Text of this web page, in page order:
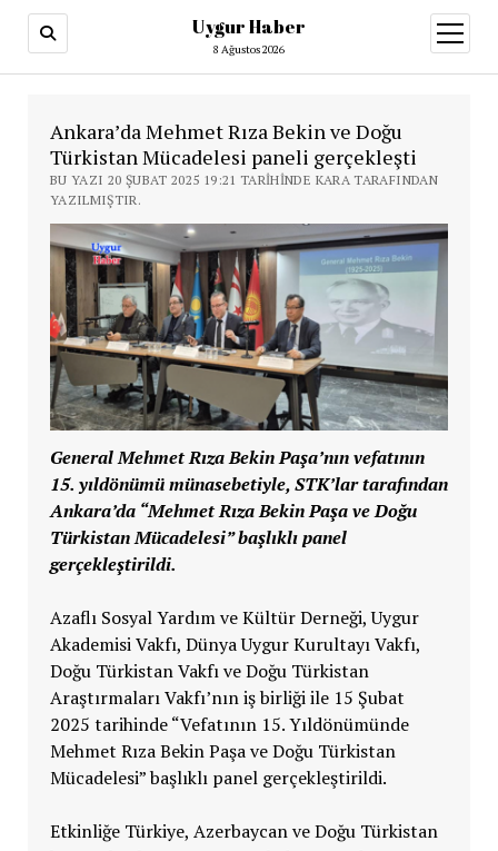
Uygur Haber
8 Ağustos 2026
aç
Ankara’da Mehmet Rıza Bekin ve Doğu
Türkistan Mücadelesi paneli gerçekleşti
BU YAZI 20 ŞUBAT 2025 19:21 TARIHINDE KARA TARAFINDAN
YAZILMIŞTIR.
General Mehmet Rıza Bekin Paşa’nın vefatının
15. yıldönümü münasebetiyle, STK’lar tarafından
Ankara’da “Mehmet Rıza Bekin Paşa ve Doğu
Türkistan Mücadelesi” başlıklı panel
gerçekleştirildi.
Azaflı Sosyal Yardım ve Kültür Derneği, Uygur
Akademisi Vakfı, Dünya Uygur Kurultayı Vakfı,
Doğu Türkistan Vakfı ve Doğu Türkistan
Araştırmaları Vakfı’nın iş birliği ile 15 Şubat
2025 tarihinde “Vefatının 15. Yıldönümünde
Mehmet Rıza Bekin Paşa ve Doğu Türkistan
Mücadelesi” başlıklı panel gerçekleştirildi.
Etkinliğe Türkiye, Azerbaycan ve Doğu Türkistan